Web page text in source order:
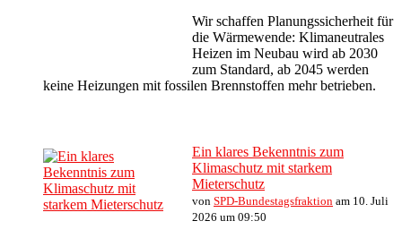
Wir schaffen Planungssicherheit für
die Wärmewende: Klimaneutrales
Heizen im Neubau wird ab 2030
zum Standard, ab 2045 werden
keine Heizungen mit fossilen Brennstoffen mehr betrieben.
Ein klares Bekenntnis zum
Klimaschutz mit starkem
Mieterschutz
von SPD-Bundestagsfraktion am 10. Juli
2026 um 09:50